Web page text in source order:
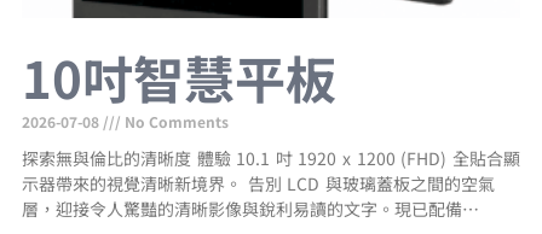
10吋智慧平板
2026-07-08 No Comments
探索無與倫比的清晰度 體驗 10.1 吋 1920 x 1200 (FHD) 全貼合顯
示器帶來的視覺清晰新境界。 告別 LCD 與玻璃蓋板之間的空氣
層，迎接令人驚豔的清晰影像與銳利易讀的文字。現已配備防指紋